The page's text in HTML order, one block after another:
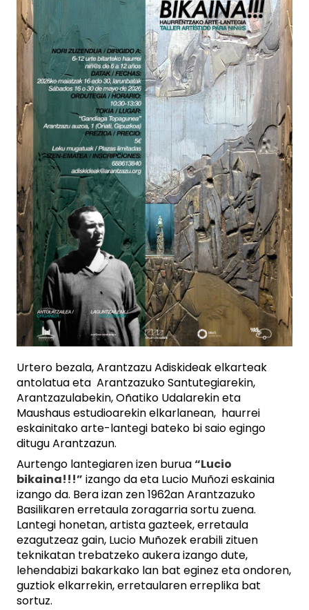
Urtero bezala, Arantzazu Adiskideak elkarteak
antolatua eta Arantzazuko Santutegiarekin,
Arantzazulabekin, Oñatiko Udalarekin eta
Maushaus estudioarekin elkarlanean, haurrei
eskainitako arte-lantegi bateko bi saio egingo
ditugu Arantzazun.
Aurtengo lantegiaren izen burua“Lucio
bikaina!!!” izango da eta Lucio Muñozi eskainia
izango da. Bera izan zen 1962an Arantzazuko
Basilikaren erretaula zoragarria sortu zuena.
Lantegi honetan, artista gazteek, erretaula
ezagutzeaz gain, Lucio Muñozek erabili zituen
teknikatan trebatzeko aukera izango dute,
lehendabizi bakarkako lan bat eginez eta ondoren,
guztiok elkarrekin, erretaularen erreplika bat
sortuz.